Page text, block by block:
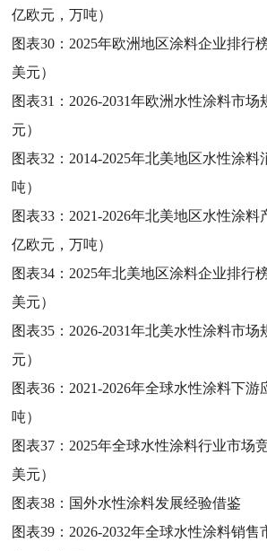
亿欧元，万吨）
图表30： 2025年欧洲地区涂料企业排行
美元）
图表31： 2026-2031年欧洲水性涂料市
元）
图表32： 2014-2025年北美地区水性涂
吨）
图表33： 2021-2026年北美地区水性涂料
亿欧元，万吨）
图表34： 2025年北美地区涂料企业排行
美元）
图表35： 2026-2031年北美水性涂料市
元）
图表36： 2021-2026年全球水性涂料下
吨）
图表37： 2025年全球水性涂料行业市场
美元）
图表38： 国外水性涂料发展经验借鉴
图表39： 2026-2032年全球水性涂料销